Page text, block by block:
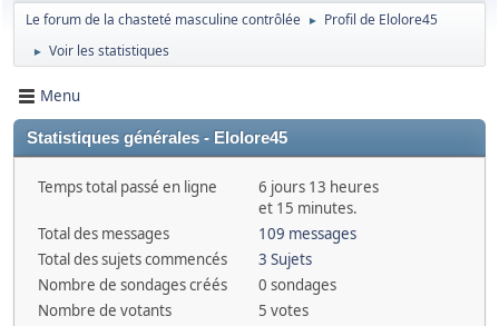
Le forum de la chasteté masculine contrôlée ► Profil de Elolore45
► Voir les statistiques
Menu
Statistiques générales - Elolore45
Temps total passé en ligne
6 jours 13 heures
et 15 minutes.
Total des messages
109 messages
Total des sujets commencés
3 Sujets
Nombre de sondages créés
0 sondages
Nombre de votants
5 votes